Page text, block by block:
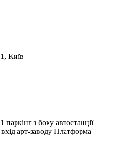
Київ
паркінг з боку автостанції
арт-заводу Платформа